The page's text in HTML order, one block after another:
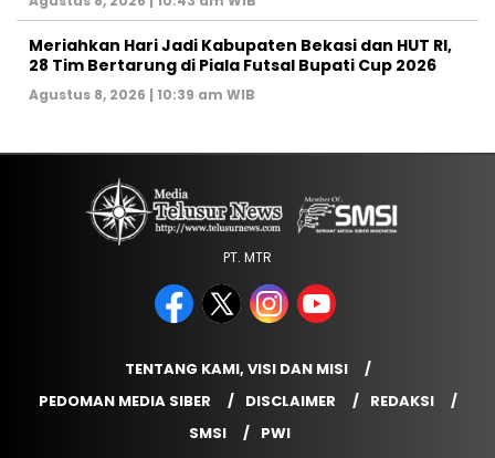
Meriahkan Hari Jadi Kabupaten Bekasi dan HUT RI,
28 Tim Bertarung di Piala Futsal Bupati Cup 2026
Agustus 8, 2026 | 10:39 am WIB
PT. MTR
TENTANG KAMI, VISI DAN MISI
PEDOMAN MEDIA SIBER
DISCLAIMER
REDAKSI
SMSI
PWI